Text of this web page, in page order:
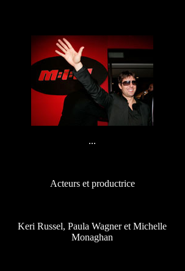
...
Acteurs et productrice
Keri Russel, Paula Wagner et Michelle
Monaghan